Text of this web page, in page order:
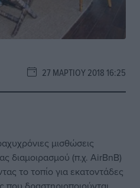
27 ΜΑΡΤΊΟΥ 2018 16:25
μισθώσεις
διαμοιρασμού (π.χ. AirBnB)
το τοπίο για εκατοντάδες